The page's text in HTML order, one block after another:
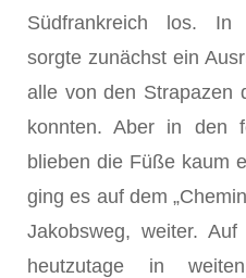
Südfrankreich los. In
sorgte zunächst ein
alle von den Strapazen
konnten. Aber in den
blieben die Füße kaum
ging es auf dem
Jakobsweg, weiter.
heutzutage in